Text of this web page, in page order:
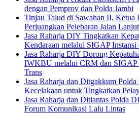
dengan Pemprov dan Polda Jambi
Tinjau Talud di Sawahan II,
Perjuangkan Pelebaran Jalan
Jasa Raharja DIY Tingkatkan
Kendaraan melalui SIGAP
Jasa Raharja DIY Dorong
IWKBU melalui CRM dan SIGAP
Trans
Jasa Raharja dan Ditgakkum
Kecelakaan untuk Tingkatkan
Jasa Raharja dan Ditlantas Polda
Forum Komunikasi Lalu Lintas